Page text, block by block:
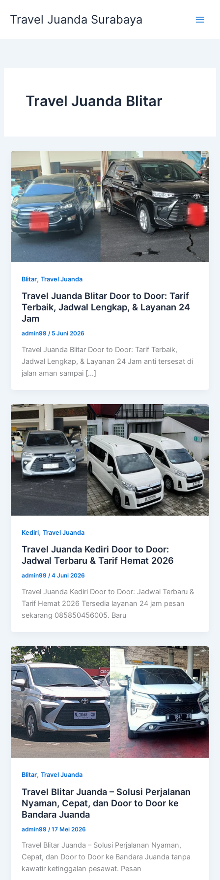
Travel Juanda Surabaya
Travel Juanda Blitar
Blitar,Travel Juanda
Travel Juanda Blitar Door to Door: Tarif
Terbaik, Jadwal Lengkap, & Layanan 24
Jam
admin99/ 5 Juni 2026
Travel Juanda Blitar Door to Door: Tarif Terbaik,
Jadwal Lengkap, & Layanan 24 Jam anti tersesat di
jalan aman sampai […]
Kediri,Travel Juanda
Travel Juanda Kediri Door to Door:
Jadwal Terbaru & Tarif Hemat 2026
admin99/4 Juni 2026
Travel Juanda Kediri Door to Door: Jadwal Terbaru &
Tarif Hemat 2026 Tersedia layanan 24 jam pesan
sekarang 085850456005. Baru
Blitar,Travel Juanda
Travel Blitar Juanda – Solusi Perjalanan
Nyaman, Cepat, dan Door to Door ke
Bandara Juanda
admin99 /17 Mei 2026
Travel Blitar Juanda – Solusi Perjalanan Nyaman,
Cepat, dan Door to Door ke Bandara Juanda tanpa
kawatir ketinggalan pesawat. Pesan